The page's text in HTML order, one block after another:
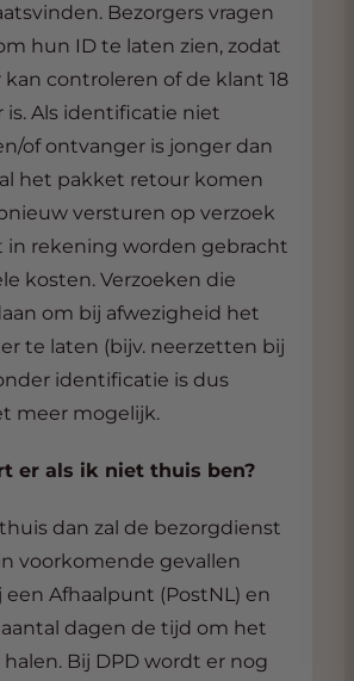
Bezorgers vragen
hun ID te laten zien, zodat
controleren of de klant 18
is. Als identificatie niet
of ontvanger is jonger dan
het pakket retour komen
versturen op verzoek
in rekening worden gebracht
kosten. Verzoeken die
om bij afwezigheid het
te laten (bijv. neerzetten bij
identificatie is dus
meer mogelijk.
er als ik niet thuis ben?
dan zal de bezorgdienst
voorkomende gevallen
een Afhaalpunt (PostNL) en
dagen de tijd om het
Bij DPD wordt er nog